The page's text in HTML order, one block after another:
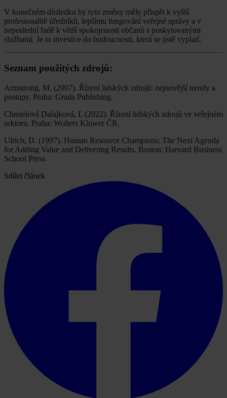
V konečném důsledku by tyto změny měly přispět k vyšší
profesionalitě úředníků, lepšímu fungování veřejné správy a v
neposlední řadě k větší spokojenosti občanů s poskytovanými
službami. Je to investice do budoucnosti, která se jistě vyplatí.
Seznam použitých zdrojů:
Armstrong, M. (2007). Řízení lidských zdrojů: nejnovější trendy a
postupy. Praha: Grada Publishing.
Chmielová Dalajková, I. (2022). Řízení lidských zdrojů ve veřejném
sektoru. Praha: Wolters Kluwer ČR.
Ulrich, D. (1997). Human Resource Champions: The Next Agenda
for Adding Value and Delivering Results. Boston: Harvard Business
School Press.
Sdílet článek